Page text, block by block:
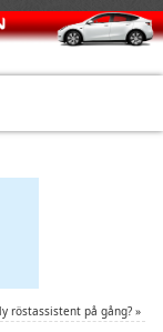
röstassistent på gång? »